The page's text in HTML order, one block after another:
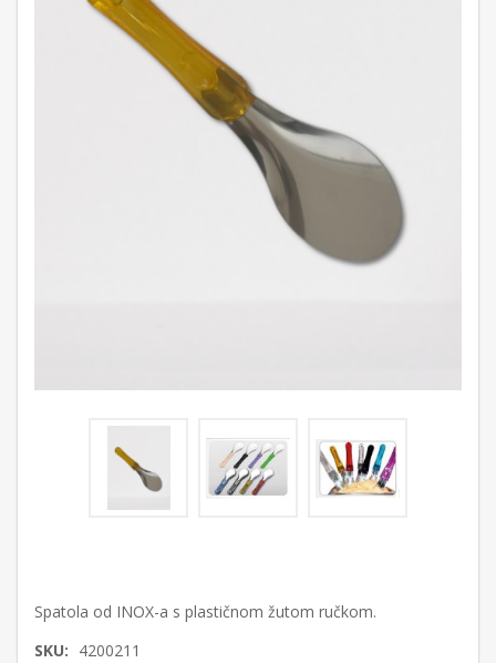
Spatola od INOX-a s plastičnom žutom ručkom.
SKU: 4200211